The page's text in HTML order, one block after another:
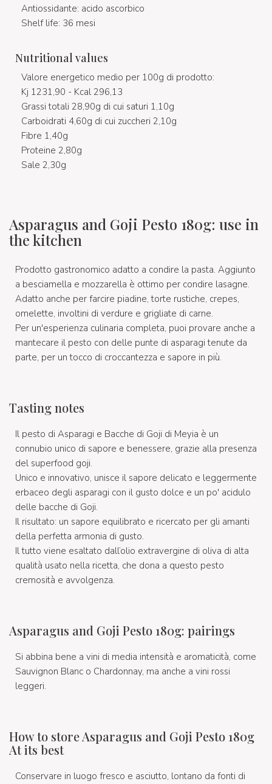
Antiossidante: acido ascorbico
Shelf life: 36 mesi
Nutritional values
Valore energetico medio per 100g di prodotto:
Kj 1231,90 - Kcal 296,13
Grassi totali 28,90g di cui saturi 1,10g
Carboidrati 4,60g di cui zuccheri 2,10g
Fibre 1,40g
Proteine 2,80g
Sale 2,30g
Asparagus and Goji Pesto 180g: use in
the kitchen
Prodotto gastronomico adatto a condire la pasta. Aggiunto
a besciamella e mozzarella è ottimo per condire lasagne.
Adatto anche per farcire piadine, torte rustiche, crepes,
omelette, involtini di verdure e grigliate di carne.
Per un'esperienza culinaria completa, puoi provare anche a
mantecare il pesto con delle punte di asparagi tenute da
parte, per un tocco di croccantezza e sapore in più.
Tasting notes
Il pesto di Asparagi e Bacche di Goji di Meyia è un
connubio unico di sapore e benessere, grazie alla presenza
del superfood goji.
Unico e innovativo, unisce il sapore delicato e leggermente
erbaceo degli asparagi con il gusto dolce e un po' acidulo
delle bacche di Goji.
Il risultato: un sapore equilibrato e ricercato per gli amanti
della perfetta armonia di gusto.
Il tutto viene esaltato dall’olio extravergine di oliva di alta
qualità usato nella ricetta, che dona a questo pesto
cremosità e avvolgenza.
Asparagus and Goji Pesto 180g: pairings
Si abbina bene a vini di media intensità e aromaticità, come
Sauvignon Blanc o Chardonnay, ma anche a vini rossi
leggeri.
How to store Asparagus and Goji Pesto 180g
At its best
Conservare in luogo fresco e asciutto, lontano da fonti di